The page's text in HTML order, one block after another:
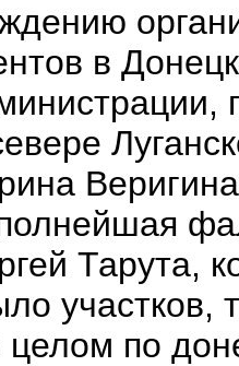
в
участков,
целом по